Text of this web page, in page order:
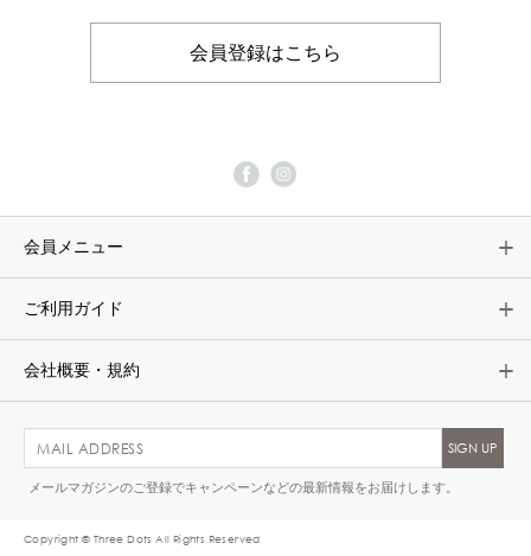
会員登録はこちら
会員メニュー
ご利用ガイド
会社概要・規約
メールマガジンのご登録でキャンペーンなどの最新情報をお届けします。
Copyright © Three Dots All Rights Reserved